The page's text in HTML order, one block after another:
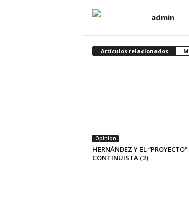
admin
Artículos relacionados
Opinion
HERNÁNDEZ Y EL “PROYECTO”
CONTINUISTA (2)